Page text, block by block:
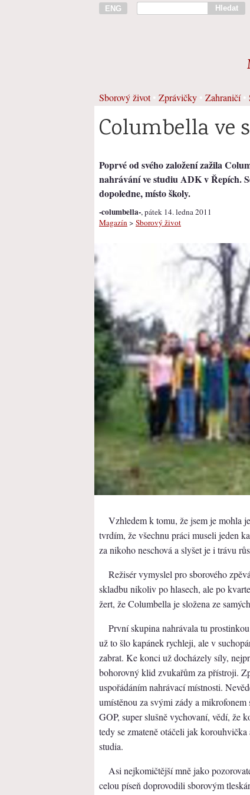
ENG Hledat
Sborový život• Zprávičky Zahraničí•
Columbella ve
Poprvé od svého založení zažila
nahrávání ve studiu ADK v Řepích.
dopoledne, místo školy.
-columbella-, pátek 14. ledna 2011
Magazín > Sborový život
Vzhledem k tomu, že jsem je mohla
tvrdím, že všechnu práci museli jeden
za nikoho neschová a slyšet je i trávu
Režisér vymyslel pro sborového
skladbu nikoliv po hlasech, ale po
žert, že Columbella je složena ze
První skupina nahrávala tu
už to šlo kapánek rychleji, ale v
zabrat. Ke konci už docházely síly,
bohorovný klid zvukařům za přístroji.
uspořádáním nahrávací místnosti.
umístěnou za svými zády a
GOP, super slušně vychovaní, vědí, že
tedy se zmateně otáčeli jak
studia.
Asi nejkomičtější mně jako
celou píseň doprovodili sborovým